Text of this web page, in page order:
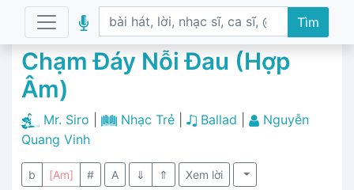
Tìm
Chạm Đáy Nỗi Đau (Hợp
Âm)
Mr. Siro Nhạc Trẻ| Ballad
Nguyễn
Quang Vinh
b [Am] # A ⇓ ⇑ Xem lời